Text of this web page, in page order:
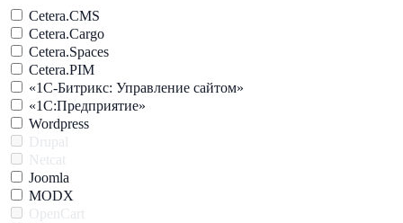
Cetera.CMS
Cetera.Cargo
Cetera.Spaces
Cetera.PIM
«1С-Битрикс: Управление сайтом»
«1С:Предприятие»
Wordpress
Drupal
Netcat
Joomla
MODX
OpenCart